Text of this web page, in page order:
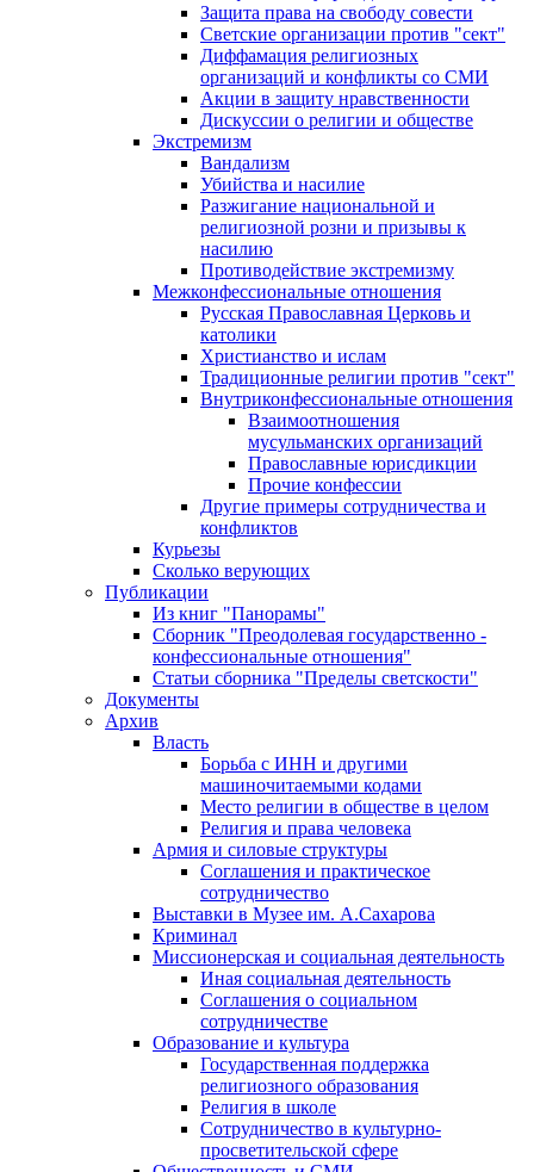
Защита права на свободу совести
Светские организации против "сект"
Диффамация религиозных
организаций и конфликты со СМИ
Акции в защиту нравственности
Дискуссии о религии и обществе
Экстремизм
Вандализм
Убийства и насилие
Разжигание национальной и
религиозной розни и призывы к
насилию
Противодействие экстремизму
Межконфессиональные отношения
Русская Православная Церковь и
католики
Христианство и ислам
Традиционные религии против "сект"
Внутриконфессиональные отношения
Взаимоотношения
мусульманских организаций
Православные юрисдикции
Прочие конфессии
Другие примеры сотрудничества и
конфликтов
Курьезы
Сколько верующих
Публикации
Из книг "Панорамы"
Сборник "Преодолевая государственно -
конфессиональные отношения"
Статьи сборника "Пределы светскости"
Документы
Архив
Власть
Борьба с ИНН и другими
машиночитаемыми кодами
Место религии в обществе в целом
Религия и права человека
Армия и силовые структуры
Соглашения и практическое
сотрудничество
Выставки в Музее им. А.Сахарова
Криминал
Миссионерская и социальная деятельность
Иная социальная деятельность
Соглашения о социальном
сотрудничестве
Образование и культура
Государственная поддержка
религиозного образования
Религия в школе
Сотрудничество в культурно-
просветительской сфере